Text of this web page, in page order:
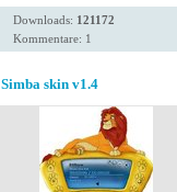
Downloads: 121172
Kommentare: 1
Simba skin v1.4